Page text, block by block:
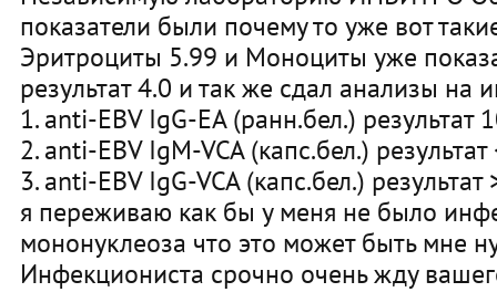
показатели были почему то уже вот
Эритроциты 5.99 и Моноциты уже
результат 4.0 и так же сдал анализы на
1. anti-EBV IgG-EA (ранн.бел.) результат
2. anti-EBV IgM-VCA (капс.бел.)
3. anti-EBV IgG-VCA (капс.бел.)
я переживаю как бы у меня не было
мононуклеоза что это может быть мне
Инфекциониста срочно очень жду